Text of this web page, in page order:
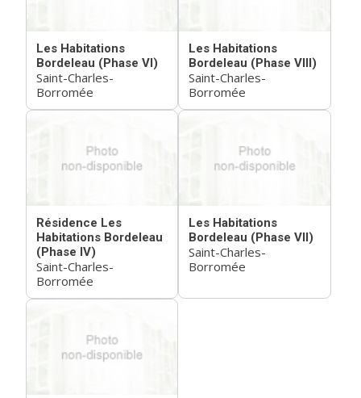
Les Habitations
Bordeleau (Phase VI)
Saint-Charles-
Borromée
Les Habitations
Bordeleau (Phase VIII)
Saint-Charles-
Borromée
Résidence Les
Habitations Bordeleau
(Phase IV)
Saint-Charles-
Borromée
Les Habitations
Bordeleau (Phase VII)
Saint-Charles-
Borromée